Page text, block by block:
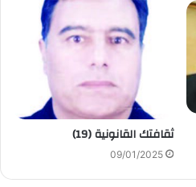
ثقافتك القانونية (19)
09/01/2025